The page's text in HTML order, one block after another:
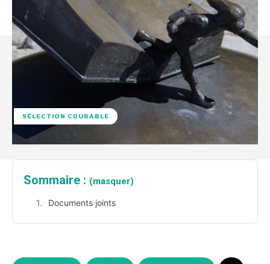
SÉLECTION CDURABLE
Sommaire : (masquer)
Documents joints